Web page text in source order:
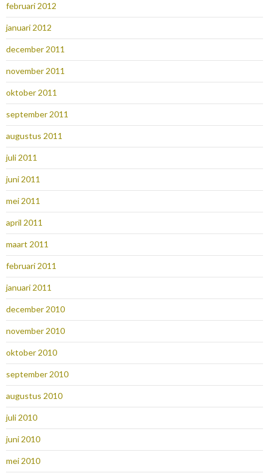
februari 2012
januari 2012
december 2011
november 2011
oktober 2011
september 2011
augustus 2011
juli 2011
juni 2011
mei 2011
april 2011
maart 2011
februari 2011
januari 2011
december 2010
november 2010
oktober 2010
september 2010
augustus 2010
juli 2010
juni 2010
mei 2010